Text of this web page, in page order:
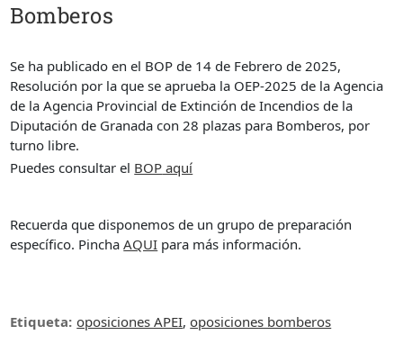
Bomberos
Se ha publicado en el BOP de 14 de Febrero de 2025,
Resolución por la que se aprueba la OEP-2025 de la Agencia
de la Agencia Provincial de Extinción de Incendios de la
Diputación de Granada con 28 plazas para Bomberos, por
turno libre.
Puedes consultar el BOP aquí
Recuerda que disponemos de un grupo de preparación
específico. PinchaAQUI para más información.
Etiqueta: oposiciones APEI,oposiciones bomberos